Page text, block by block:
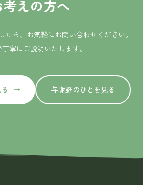
考えの方へ
たら、お気軽にお問い合わせください。
寧にご説明いたします。
与謝野のひとを見る